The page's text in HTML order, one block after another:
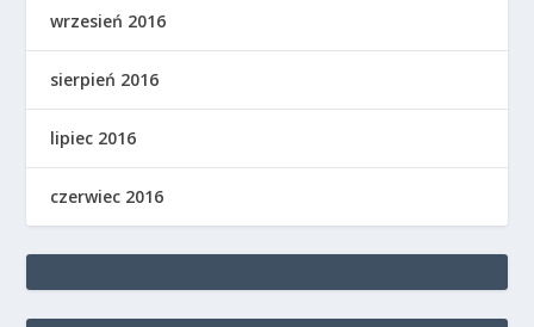
wrzesień 2016
sierpień 2016
lipiec 2016
czerwiec 2016